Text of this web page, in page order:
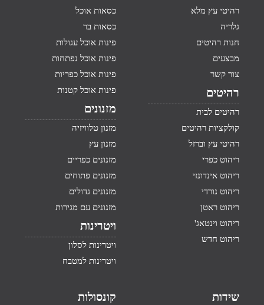
רהיטי עץ מלא
גלריה
חנות רהיטים
מבצעים
צור קשר
רהיטים
רהיטים לבית
קולקציות רהיטים
רהיטי עץ וברזל
ריהוט כפרי
ריהוט אינדונזי
ריהוט נורדי
ריהוט ראטן
ריהוט וינטאג'
ריהוט חדש
כסאות אוכל
כסאות בר
פינות אוכל עגולות
פינות אוכל נפתחות
פינות אוכל כפריות
פינות אוכל קטנות
מזנונים
מזנון טלוויזיה
מזנון עץ
מזנונים כפריים
מזנונים פתוחים
מזנונים גדולים
מזנונים עם מגירות
ויטרינות
ויטרינות לסלון
ויטרינות למטבח
שידות קונסולות